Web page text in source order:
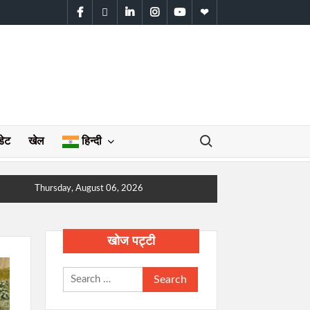
facebooktwitterlinkedininstagramyoutubeWhatsApp
खेल हिन्दी
Search for:
Thursday, August 06, 2026
खोज पट्टी
Search
for: